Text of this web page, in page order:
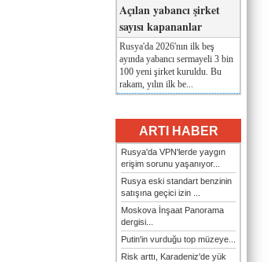
Açılan yabancı şirket
sayısı kapananlar
Rusya'da 2026'nın ilk beş
ayında yabancı sermayeli 3 bin
100 yeni şirket kuruldu. Bu
rakam, yılın ilk be...
ARTI HABER
Rusya'da VPN'lerde yaygın
erişim sorunu yaşanıyor...
Rusya eski standart benzinin
satışına geçici izin ...
Moskova İnşaat Panorama
dergisi...
Putin'in vurduğu top müzeye...
Risk arttı, Karadeniz'de yük